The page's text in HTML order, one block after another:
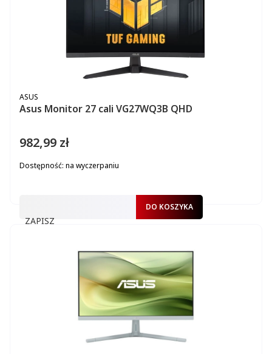
Asus Monitor 27 cali VG27WQ3B QHD
PRODUCENT
ASUS
Cena
982,99 zł
Dostępność: na wyczerpaniu
ZAPISZ
DO KOSZYKA